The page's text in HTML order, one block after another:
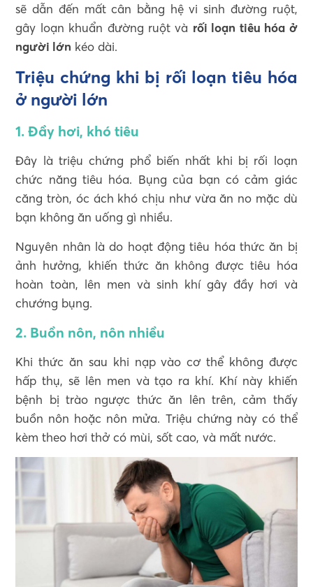
sẽ dẫn đến mất cân bằng hệ vi sinh đường ruột,
gây loạn khuẩn đường ruột và rối loạn tiêu hóa ở
người lớn kéo dài.
Triệu chứng khi bị rối loạn tiêu hóa
ở người lớn
1. Đầy hơi, khó tiêu
Đây là triệu chứng phổ biến nhất khi bị rối loạn
chức năng tiêu hóa. Bụng của bạn có cảm giác
căng tròn, óc ách khó chịu như vừa ăn no mặc dù
bạn không ăn uống gì nhiều.
Nguyên nhân là do hoạt động tiêu hóa thức ăn bị
ảnh hưởng, khiến thức ăn không được tiêu hóa
hoàn toàn, lên men và sinh khí gây đầy hơi và
chướng bụng.
2. Buồn nôn, nôn nhiều
Khi thức ăn sau khi nạp vào cơ thể không được
hấp thụ, sẽ lên men và tạo ra khí. Khí này khiến
bệnh bị trào ngược thức ăn lên trên, cảm thấy
buồn nôn hoặc nôn mửa. Triệu chứng này có thể
kèm theo hơi thở có mùi, sốt cao, và mất nước.